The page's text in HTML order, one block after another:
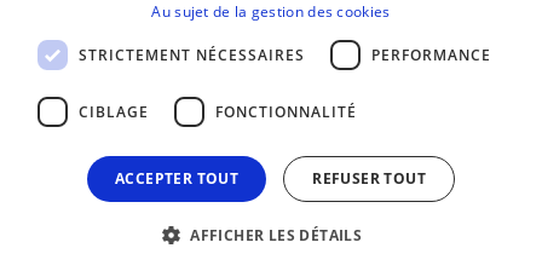
Karma + Kuartz
Au sujet de la gestion des cookies
STRICTEMENT NÉCESSAIRES PERFORMANCE
CIBLAGE FONCTIONNALITÉ
ACCEPTER TOUT REFUSER TOUT
AFFICHER LES DÉTAILS